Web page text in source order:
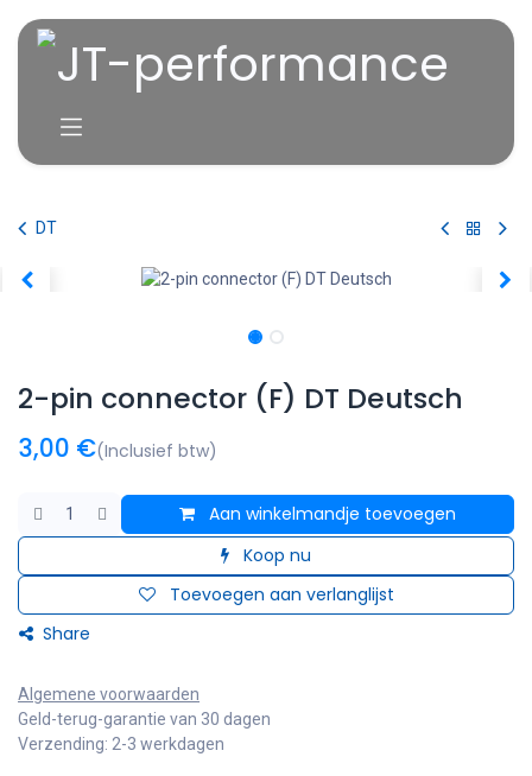
DT
2-pin connector (F) DT Deutsch
3,00 €(Inclusief btw)
Aan winkelmandje toevoegen
Koop nu
Toevoegen aan verlanglijst
Share
Algemene voorwaarden
Geld-terug-garantie van 30 dagen
Verzending: 2-3 werkdagen